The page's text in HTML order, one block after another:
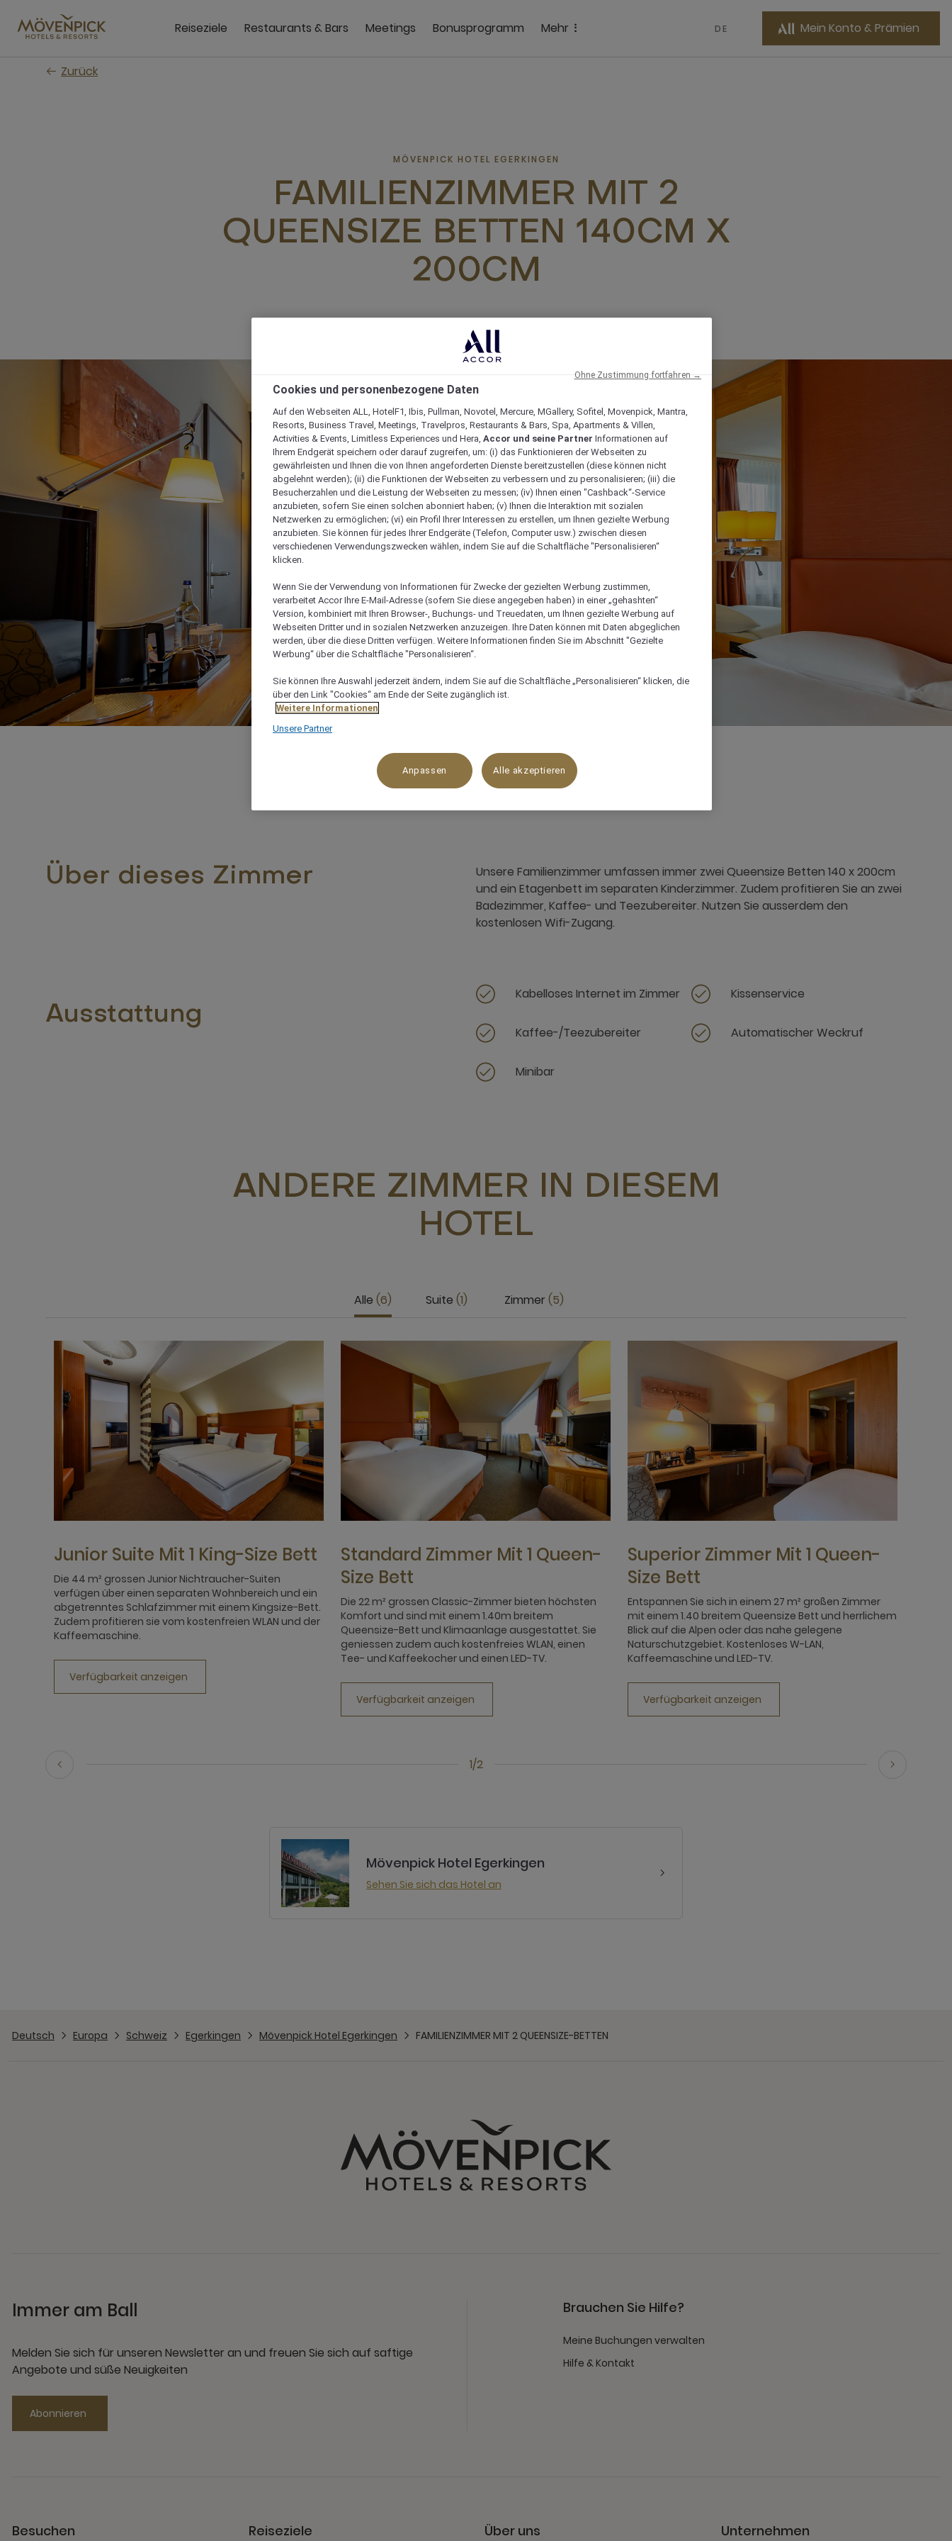
Hauptinhalt
wechseln
Reiseziele Restaurants & Bars Meetings Bonusprogramm Mehr DE Mein Konto & Prämien
Zurück
MÖVENPICK HOTEL EGERKINGEN
FAMILIENZIMMER MIT 2
QUEENSIZE BETTEN 140CM X
200CM
51 m² 5 x
Über dieses Zimmer
Unsere Familienzimmer umfassen immer zwei Queensize Betten 140 x 200cm
und ein Etagenbett im separaten Kinderzimmer. Zudem profitieren Sie an zwei
Badezimmer, Kaffee- und Teezubereiter. Nutzen Sie ausserdem den
kostenlosen Wifi-Zugang.
Ausstattung
Kabelloses Internet im Zimmer Kissenservice
Kaffee-/Teezubereiter Automatischer Weckruf
Minibar
ANDERE ZIMMER IN DIESEM
HOTEL
Alle 6 Suite 1 Zimmer 5
1/2
Junior Suite Mit 1 King-Size Bett
Die 44 m² grossen Junior Nichtraucher-Suiten
verfügen über einen separaten Wohnbereich und ein
abgetrenntes Schlafzimmer mit einem Kingsize-Bett.
Zudem profitieren sie vom kostenfreien WLAN und der
Kaffeemaschine.
Verfügbarkeit anzeigen
Standard Zimmer Mit 1 Queen-
Size Bett
Die 22 m² grossen Classic-Zimmer bieten höchsten
Komfort und sind mit einem 1.40m breitem
Queensize-Bett und Klimaanlage ausgestattet. Sie
geniessen zudem auch kostenfreies WLAN, einen
Tee- und Kaffeekocher und einen LED-TV.
Verfügbarkeit anzeigen
Superior Zimmer Mit 1 Queen-
Size Bett
Entspannen Sie sich in einem 27 m² großen Zimmer
mit einem 1.40 breitem Queensize Bett und herrlichem
Blick auf die Alpen oder das nahe gelegene
Naturschutzgebiet. Kostenloses W-LAN,
Kaffeemaschine und LED-TV.
Verfügbarkeit anzeigen
Mövenpick Hotel Egerkingen
Sehen Sie sich das Hotel an
Deutsch Europa Schweiz Egerkingen Mövenpick Hotel Egerkingen FAMILIENZIMMER MIT 2 QUEENSIZE-BETTEN
Immer am Ball
Melden Sie sich für unseren Newsletter an und freuen Sie sich auf saftige
Angebote und süße Neuigkeiten
Abonnieren
Brauchen Sie Hilfe?
Meine Buchungen verwalten
Hilfe & Kontakt
Besuchen Reiseziele Über uns Unternehmen
Cookies und personenbezogene Daten
Auf den Webseiten ALL, HotelF1, Ibis, Pullman, Novotel, Mercure, MGallery, Sofitel, Movenpick, Mantra,
Resorts, Business Travel, Meetings, Travelpros, Restaurants & Bars, Spa, Apartments & Villen,
Activities & Events, Limitless Experiences und Hera, Accor und seine Partner Informationen auf
Ihrem Endgerät speichern oder darauf zugreifen, um: (i) das Funktionieren der Webseiten zu
gewährleisten und Ihnen die von Ihnen angeforderten Dienste bereitzustellen (diese können nicht
abgelehnt werden); (ii) die Funktionen der Webseiten zu verbessern und zu personalisieren; (iii) die
Besucherzahlen und die Leistung der Webseiten zu messen; (iv) Ihnen einen "Cashback“-Service
anzubieten, sofern Sie einen solchen abonniert haben; (v) Ihnen die Interaktion mit sozialen
Netzwerken zu ermöglichen; (vi) ein Profil Ihrer Interessen zu erstellen, um Ihnen gezielte Werbung
anzubieten. Sie können für jedes Ihrer Endgeräte (Telefon, Computer usw.) zwischen diesen
verschiedenen Verwendungszwecken wählen, indem Sie auf die Schaltfläche "Personalisieren“
klicken.
Wenn Sie der Verwendung von Informationen für Zwecke der gezielten Werbung zustimmen,
verarbeitet Accor Ihre E-Mail-Adresse (sofern Sie diese angegeben haben) in einer „gehashten“
Version, kombiniert mit Ihren Browser-, Buchungs- und Treuedaten, um Ihnen gezielte Werbung auf
Webseiten Dritter und in sozialen Netzwerken anzuzeigen. Ihre Daten können mit Daten abgeglichen
werden, über die diese Dritten verfügen. Weitere Informationen finden Sie im Abschnitt "Gezielte
Werbung“ über die Schaltfläche "Personalisieren“.
Sie können Ihre Auswahl jederzeit ändern, indem Sie auf die Schaltfläche „Personalisieren“ klicken, die
über den Link "Cookies“ am Ende der Seite zugänglich ist.
Weitere Informationen
Unsere Partner
Anpassen Alle akzeptieren
Ohne Zustimmung fortfahren →